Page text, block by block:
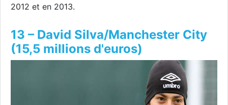
2012 et en 2013.
13 – David Silva/Manchester City
(15,5 millions d'euros)